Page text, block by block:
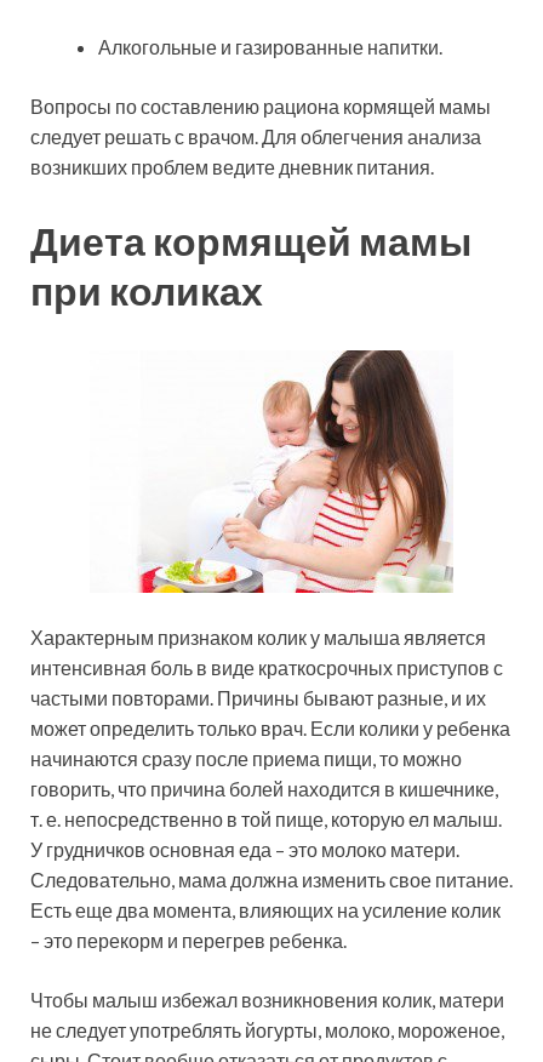
Алкогольные и газированные напитки.
Вопросы по составлению рациона кормящей мамы
следует решать с врачом. Для облегчения анализа
возникших проблем ведите дневник питания.
Диета кормящей мамы
при коликах
Характерным признаком колик у малыша является
интенсивная боль в виде краткосрочных приступов с
частыми повторами. Причины бывают разные, и их
может определить только врач. Если колики у ребенка
начинаются сразу после приема пищи, то можно
говорить, что причина болей находится в кишечнике,
т. е. непосредственно в той пище, которую ел малыш.
У грудничков основная еда – это молоко матери.
Следовательно, мама должна изменить свое питание.
Есть еще два момента, влияющих на усиление колик
– это перекорм и перегрев ребенка.
Чтобы малыш избежал возникновения колик, матери
не следует употреблять йогурты, молоко, мороженое,